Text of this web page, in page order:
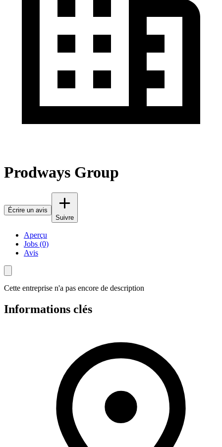
Prodways Group
Écrire un avis
Suivre
Aperçu
Jobs (0)
Avis
Cette entreprise n'a pas encore de description
Informations clés